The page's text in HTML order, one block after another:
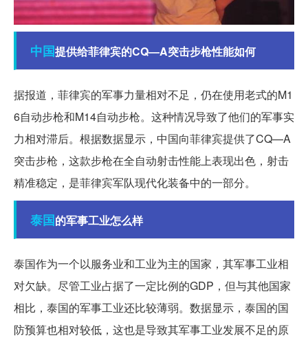
中国提供给菲律宾的CQ—A突击步枪性能如何
据报道，菲律宾的军事力量相对不足，仍在使用老式的M1
6自动步枪和M14自动步枪。这种情况导致了他们的军事实
力相对滞后。根据数据显示，中国向菲律宾提供了CQ—A
突击步枪，这款步枪在全自动射击性能上表现出色，射击
精准稳定，是菲律宾军队现代化装备中的一部分。
泰国的军事工业怎么样
泰国作为一个以服务业和工业为主的国家，其军事工业相
对欠缺。尽管工业占据了一定比例的GDP，但与其他国家
相比，泰国的军事工业还比较薄弱。数据显示，泰国的国
防预算也相对较低，这也是导致其军事工业发展不足的原